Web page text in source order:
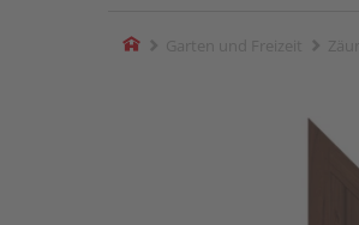
Home